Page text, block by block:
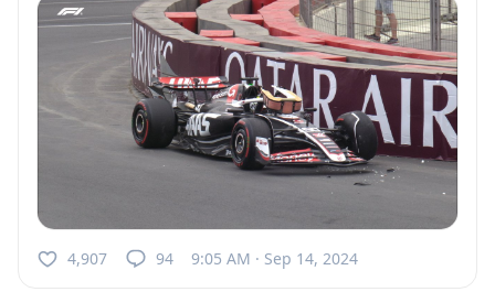
4,907 94 9:05 AM · Sep 14, 2024